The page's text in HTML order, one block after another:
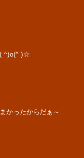
^)o(^ )☆
かったからだぁ～